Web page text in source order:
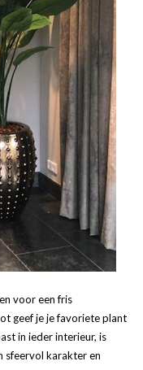
voor een fris
geef je je favoriete plant
in ieder interieur, is
sfeervol karakter en